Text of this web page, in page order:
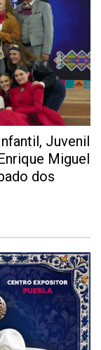
Juvenil
Miguel
dos